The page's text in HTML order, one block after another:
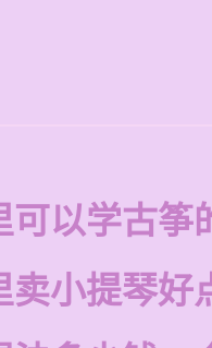
可以学古筝
卖小提琴好